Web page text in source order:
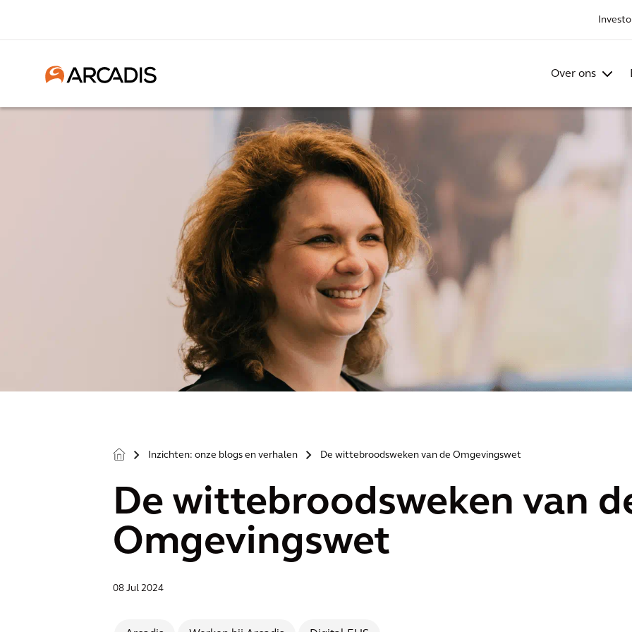
Over ons
> Inzichten: onze blogs en verhalen > De wittebroodsweken van de Omgevingswet
De wittebroodsweken van
Omgevingswet
08 Jul 2024